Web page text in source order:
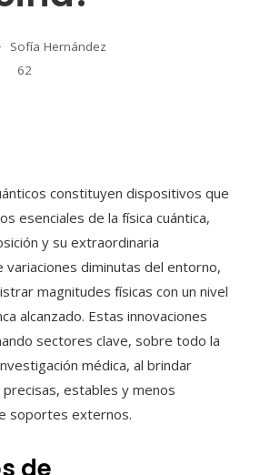
Sofía Hernández
62
constituyen dispositivos que
esenciales de la física cuántica,
y su extraordinaria
variaciones diminutas del entorno,
magnitudes físicas con un nivel
alcanzado. Estas innovaciones
sectores clave, sobre todo la
médica, al brindar
estables y menos
soportes externos.
de